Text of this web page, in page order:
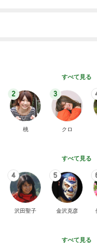
すべて見る
2
桃
3
クロ
すべて見る
4
沢田聖子
5
金沢克彦
すべて見る